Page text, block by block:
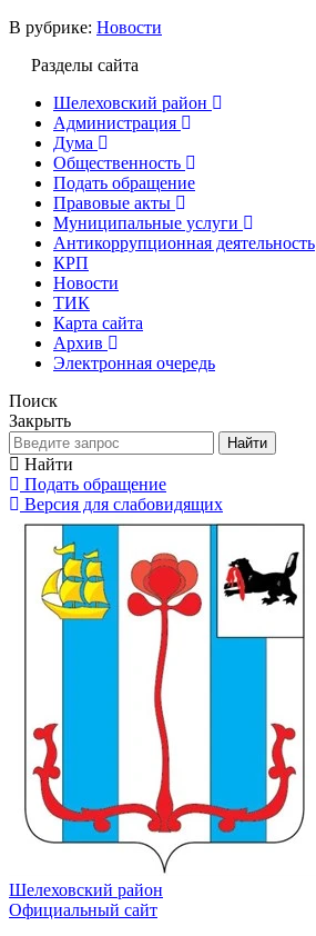
В рубрике: Новости
Разделы сайта
Шелеховский район
Администрация
Дума
Общественность
Подать обращение
Правовые акты
Муниципальные услуги
Антикоррупционная деятельность
КРП
Новости
ТИК
Карта сайта
Архив
Электронная очередь
Поиск
Закрыть
Найти
Найти
Подать обращение
Версия для слабовидящих
Шелеховский район
Официальный сайт